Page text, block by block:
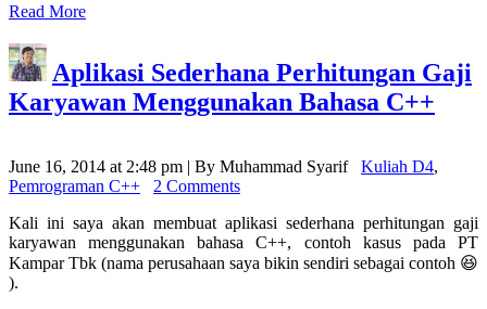
Read More
Aplikasi Sederhana Perhitungan Gaji
Karyawan Menggunakan Bahasa C++
June 16, 2014 at 2:48 pm | By Muhammad Syarif Kuliah D4,
Pemrograman C++
2 Comments
Kali ini saya akan membuat aplikasi sederhana perhitungan gaji
karyawan menggunakan bahasa C++, contoh kasus pada PT
Kampar Tbk (nama perusahaan saya bikin sendiri sebagai contoh 😆
).